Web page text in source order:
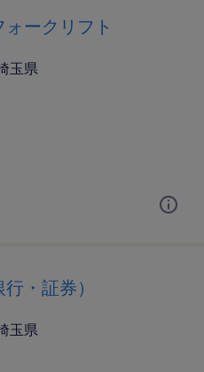
ークリフト
玉県
・証券）
玉県